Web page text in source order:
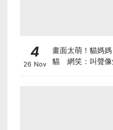
4
26 Nov
畫面太萌！貓媽
貓 網笑：叫聲像